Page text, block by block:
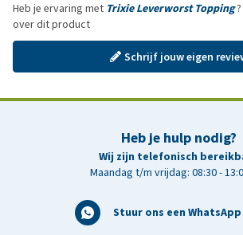
Heb je ervaring met Trixie Leverworst Topping?
over dit product
Schrijf jouw eigen
Heb je hulp nodig?
Wij zijn telefonisch
Maandag t/m vrijdag: 08:30 -
Stuur ons een